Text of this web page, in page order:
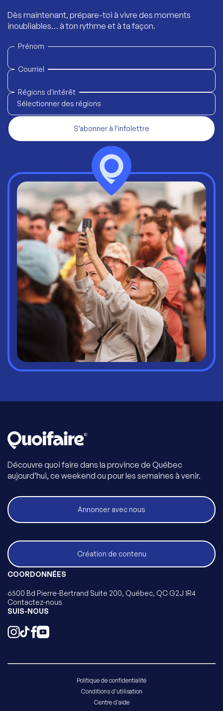
Dès maintenant, prépare-toi à vivre des moments
inoubliables… à ton rythme et à ta façon.
Prénom
Courriel
Régions d'intérêt
Sélectionner des régions
S’abonner à l’infolettre
Découvre quoi faire dans la province de Québec
aujourd’hui, ce weekend ou pour les semaines à venir.
Annoncer avec nous
Création de contenu
COORDONNÉES
6500 Bd Pierre-Bertrand Suite 200, Québec, QC G2J 1R4
Contactez-nous
SUIS-NOUS
Politique de confidentialité
Conditions d'utilisation
Centre d'aide